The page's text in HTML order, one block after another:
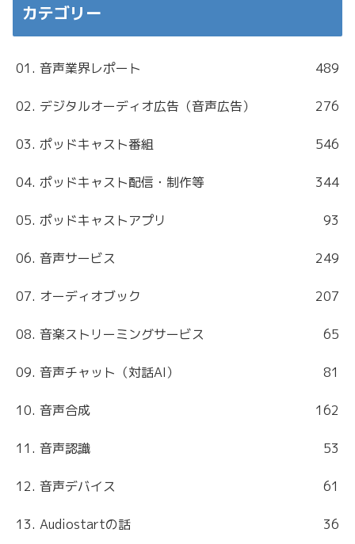
カテゴリー
01. 音声業界レポート 489
02. デジタルオーディオ広告（音声広告） 276
03. ポッドキャスト番組 546
04. ポッドキャスト配信・制作等 344
05. ポッドキャストアプリ 93
06. 音声サービス 249
07. オーディオブック 207
08. 音楽ストリーミングサービス 65
09. 音声チャット（対話AI） 81
10. 音声合成 162
11. 音声認識 53
12. 音声デバイス 61
13. Audiostartの話 36